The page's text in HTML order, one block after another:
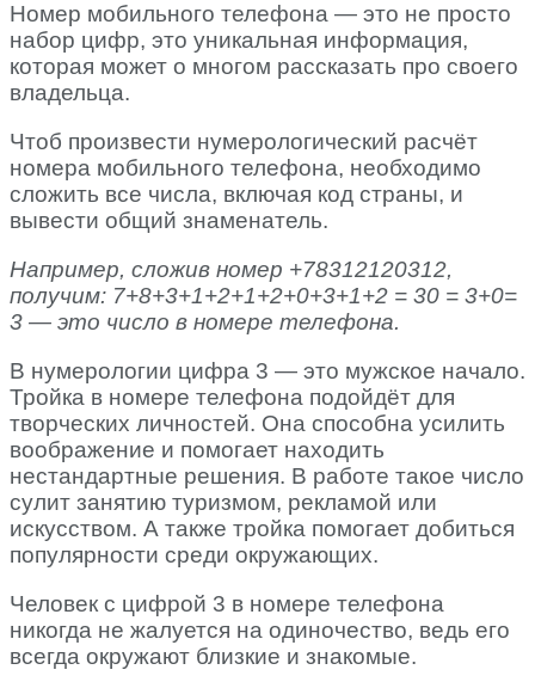
Номер мобильного телефона — это не просто
набор цифр, это уникальная информация,
которая может о многом рассказать про своего
владельца.
Чтоб произвести нумерологический расчёт
номера мобильного телефона, необходимо
сложить все числа, включая код страны, и
вывести общий знаменатель.
Например, сложив номер +78312120312,
получим: 7+8+3+1+2+1+2+0+3+1+2 = 30 = 3+0=
3 — это число в номере телефона.
В нумерологии цифра 3 — это мужское начало.
Тройка в номере телефона подойдёт для
творческих личностей. Она способна усилить
воображение и помогает находить
нестандартные решения. В работе такое число
сулит занятию туризмом, рекламой или
искусством. А также тройка помогает добиться
популярности среди окружающих.
Человек с цифрой 3 в номере телефона
никогда не жалуется на одиночество, ведь его
всегда окружают близкие и знакомые.